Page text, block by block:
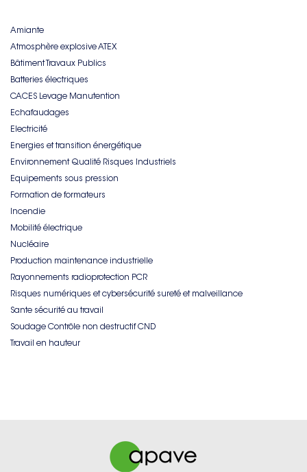
Amiante
Atmosphère explosive ATEX
Bâtiment Travaux Publics
Batteries électriques
CACES Levage Manutention
Echafaudages
Electricité
Energies et transition énergétique
Environnement Qualité Risques Industriels
Equipements sous pression
Formation de formateurs
Incendie
Mobilité électrique
Nucléaire
Production maintenance industrielle
Rayonnements radioprotection PCR
Risques numériques et cybersécurité sureté et malveillance
Sante sécurité au travail
Soudage Contrôle non destructif CND
Travail en hauteur